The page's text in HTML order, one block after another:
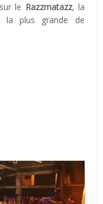
le Razzmatazz, la
la plus grande de